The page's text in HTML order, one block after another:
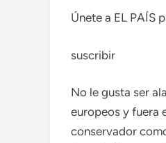
Únete a EL PAÍS
suscribir
No le gusta ser
europeos y fuera
conservador